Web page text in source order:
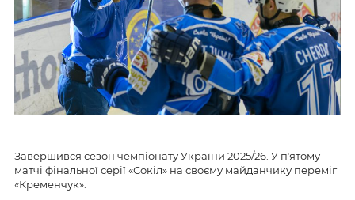
Завершився сезон чемпіонату України 2025/26. У пʼятому
матчі фінальної серії «Сокіл» на своєму майданчику переміг
«Кременчук».